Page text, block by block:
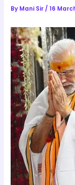
By Mani Sir/16